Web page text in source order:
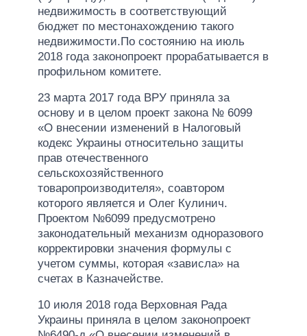
недвижимость в соответствующий
бюджет по местонахождению такого
недвижимости.По состоянию на июль
2018 года законопроект прорабатывается в
профильном комитете.
23 марта 2017 года ВРУ приняла за
основу и в целом проект закона № 6099
«О внесении изменений в Налоговый
кодекс Украины относительно защиты
прав отечественного
сельскохозяйственного
товаропроизводителя», соавтором
которого является и Олег Кулинич.
Проектом №6099 предусмотрено
законодательный механизм одноразового
корректировки значения формулы с
учетом суммы, которая «зависла» на
счетах в Казначействе.
10 июля 2018 года Верховная Рада
Украины приняла в целом законопроект